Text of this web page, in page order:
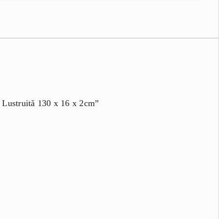
130 x 16 x 2cm”